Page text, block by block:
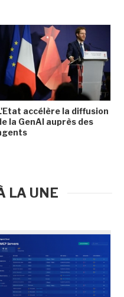
accélère la diffusion
la GenAI auprès des
LA UNE